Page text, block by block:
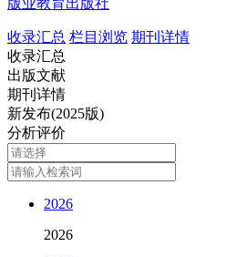
版业教育出版社
收录汇总 栏目浏览 期刊详情
收录汇总
出版文献
期刊详情
新发布(2025版)
分析评价
2026
2026